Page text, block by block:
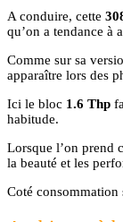
A conduire, cette
qu’on a tendance à
Comme sur sa
apparaître lors des
Ici le bloc 1.6 Thp
habitude.
Lorsque l’on prend
la beauté et les
Coté consommation